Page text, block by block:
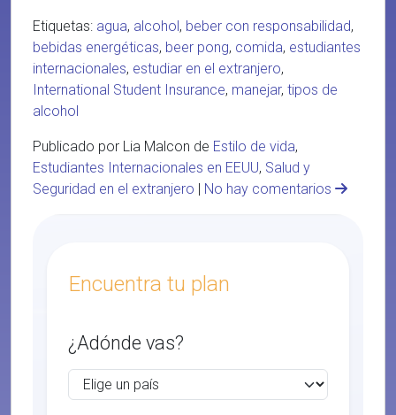
Etiquetas: agua, alcohol, beber con responsabilidad,
bebidas energéticas, beer pong, comida, estudiantes
internacionales, estudiar en el extranjero,
International Student Insurance, manejar, tipos de
alcohol
Publicado por Lia Malcon de Estilo de vida,
Estudiantes Internacionales en EEUU, Salud y
Seguridad en el extranjero | No hay comentarios
Encuentra tu plan
¿Adónde vas?